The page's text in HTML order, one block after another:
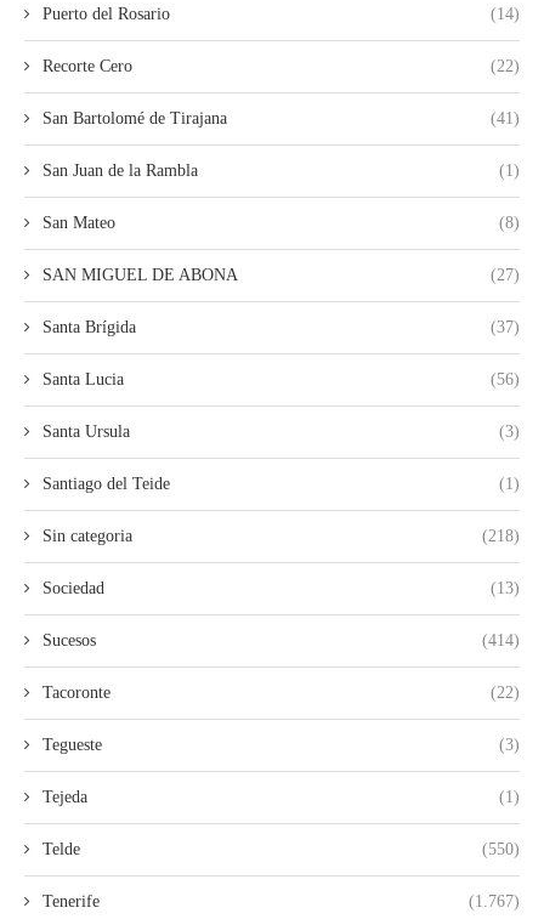
Puerto del Rosario (14)
Recorte Cero (22)
San Bartolomé de Tirajana (41)
San Juan de la Rambla (1)
San Mateo (8)
SAN MIGUEL DE ABONA (27)
Santa Brígida (37)
Santa Lucia (56)
Santa Ursula (3)
Santiago del Teide (1)
Sin categoria (218)
Sociedad (13)
Sucesos (414)
Tacoronte (22)
Tegueste (3)
Tejeda (1)
Telde (550)
Tenerife (1.767)